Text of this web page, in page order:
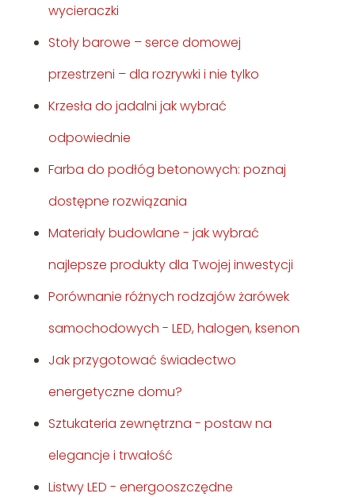
wycieraczki
Stoły barowe – serce domowej
przestrzeni – dla rozrywki i nie tylko
Krzesła do jadalni jak wybrać
odpowiednie
Farba do podłóg betonowych: poznaj
dostępne rozwiązania
Materiały budowlane - jak wybrać
najlepsze produkty dla Twojej inwestycji
Porównanie różnych rodzajów żarówek
samochodowych - LED, halogen, ksenon
Jak przygotować świadectwo
energetyczne domu?
Sztukateria zewnętrzna - postaw na
elegancje i trwałość
Listwy LED - energooszczędne